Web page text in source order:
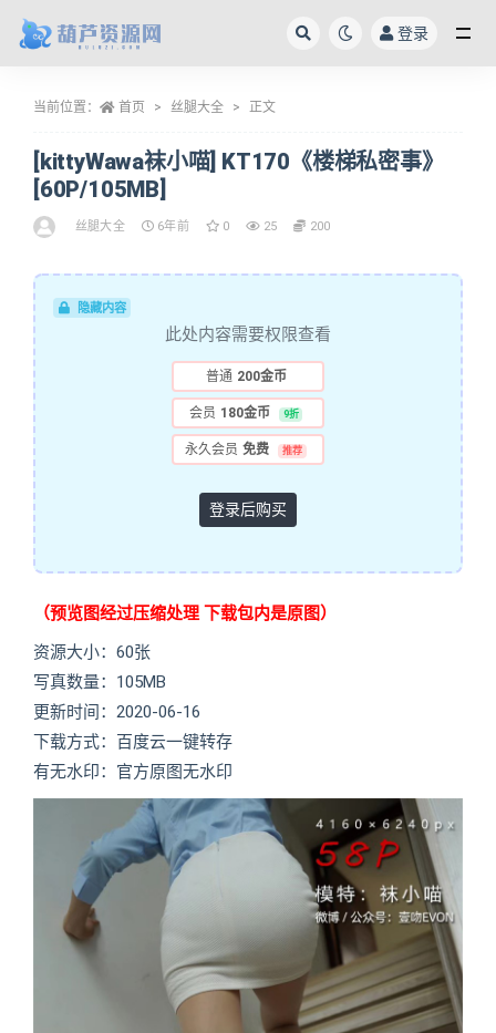
登录
当前位置： 首页 丝腿大全 正文
[kittyWawa袜小喵] KT170《楼梯私密事》
[60P/105MB]
丝腿大全 6年前 0 25 200
隐藏内容
此处内容需要权限查看
普通 200金币
会员 180金币 9折
永久会员 免费 推荐
登录后购买
（预览图经过压缩处理 下载包内是原图）
资源大小：60张
写真数量：105MB
更新时间：2020-06-16
下载方式：百度云一键转存
有无水印：官方原图无水印